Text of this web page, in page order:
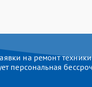
на ремонт техники
персональная